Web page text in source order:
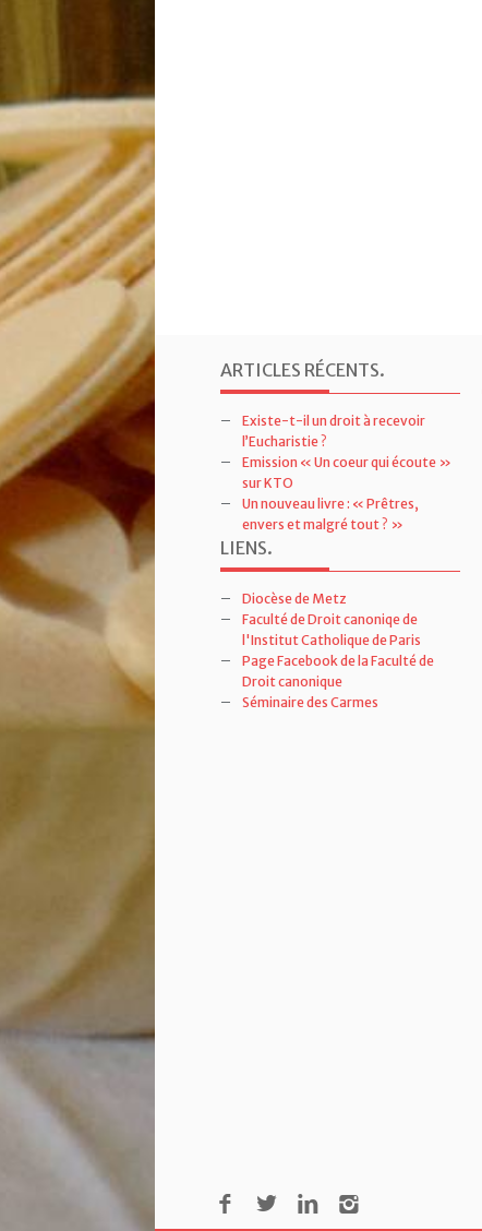
ARTICLES RÉCENTS.
Existe-t-il un droit à recevoir
l’Eucharistie ?
Emission « Un coeur qui écoute »
sur KTO
Un nouveau livre : « Prêtres,
envers et malgré tout ? »
LIENS.
Diocèse de Metz
Faculté de Droit canoniqe de
l'Institut Catholique de Paris
Page Facebook de la Faculté de
Droit canonique
Séminaire des Carmes